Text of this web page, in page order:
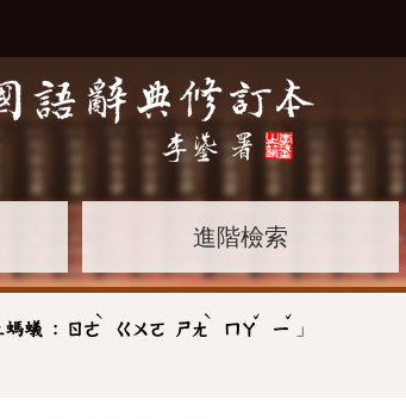
進階檢索
螞蟻 : ㄖㄜ
ˋ
ㄍㄨㄛ ㄕㄤ
ˋ
ㄇㄚ
ˇ
ㄧ
ˇ
」